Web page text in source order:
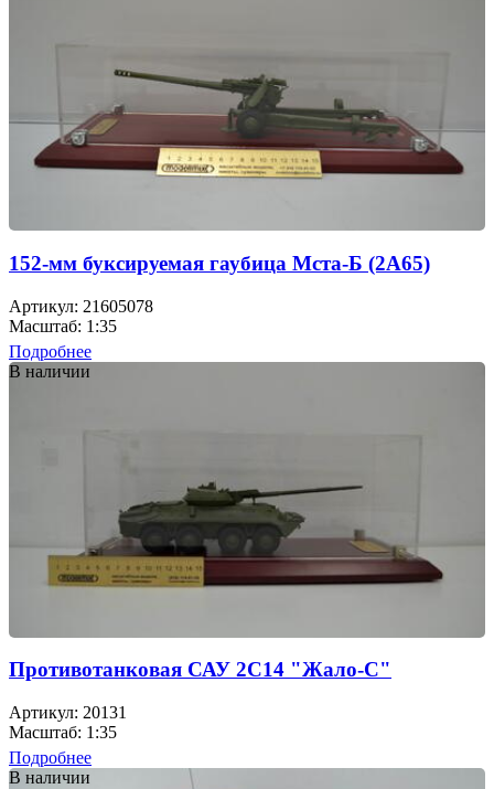
152-мм буксируемая гаубица Мста-Б (2А65)
Артикул: 21605078
Масштаб: 1:35
Подробнее
В наличии
Противотанковая САУ 2C14 "Жало-С"
Артикул: 20131
Масштаб: 1:35
Подробнее
В наличии